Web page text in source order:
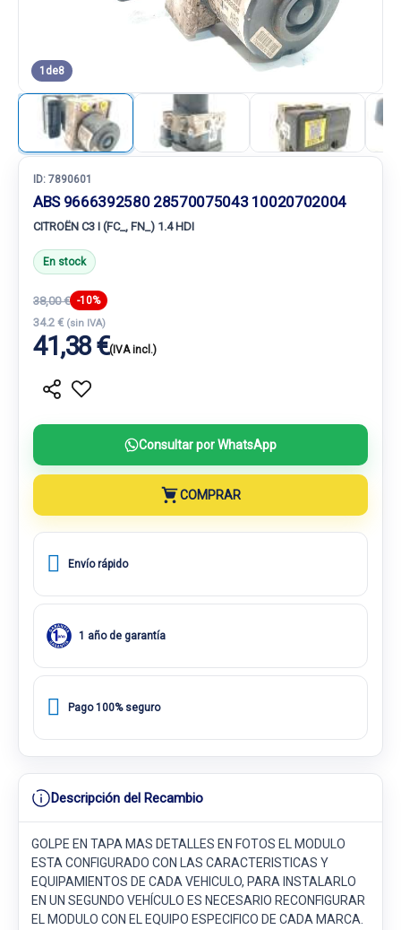
1 de8
ID: 7890601
ABS 9666392580 28570075043 10020702004
CITROËN C3 I (FC_, FN_) 1.4 HDI
En stock
38,00 € -10%
34.2 € (sin IVA)
41,38 €(IVA incl.)
Consultar por WhatsApp
COMPRAR
Envío rápido
1 año de garantía
Pago 100% seguro
Descripción del Recambio
GOLPE EN TAPA MAS DETALLES EN FOTOS EL MODULO
ESTA CONFIGURADO CON LAS CARACTERISTICAS Y
EQUIPAMIENTOS DE CADA VEHICULO, PARA INSTALARLO
EN UN SEGUNDO VEHÍCULO ES NECESARIO RECONFIGURAR
EL MODULO CON EL EQUIPO ESPECIFICO DE CADA MARCA.